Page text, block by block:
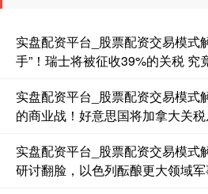
国债指数 229.68
实盘配资平台_股票配资交易模式
手”！瑞士将被征收39%的关税 究
实盘配资平台_股票配资交易模式
的商业战！好意思国将加拿大关
实盘配资平台_股票配资交易模式
研讨翻脸，以色列酝酿更大领域军